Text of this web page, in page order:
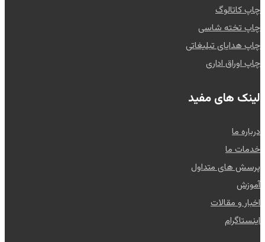
چاپ کاتالوگ
چاپ تخته شاسی
چاپ هدایای تبلیغاتی
چاپ اوراق اداری
لینک های مفید
درباره ما
خدمات ما
پرسش های متداول
آموزش
اخبار و مقالات
اینستاگرام